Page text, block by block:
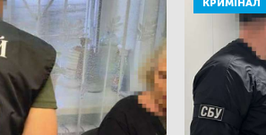
КРИМІНАЛ